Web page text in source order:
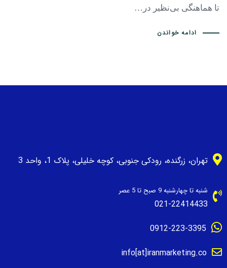
تا هماهنگی بی‌نظیر در…
ادامه خواندن
تهران، زرگنده، رودکی جنوبی، کوچه خلیلی، پلاک 1، واحد 3
شنبه تا چهارشنبه 9 صبح تا 5 عصر
021-22414433
0912-223-3395
info[at]iranmarketing.co